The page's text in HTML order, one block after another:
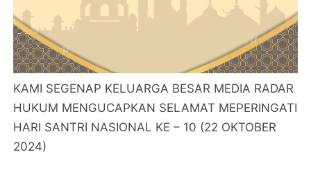
KAMI SEGENAP KELUARGA BESAR MEDIA RADAR
HUKUM MENGUCAPKAN SELAMAT MEPERINGATI
HARI SANTRI NASIONAL KE – 10 (22 OKTOBER
2024)